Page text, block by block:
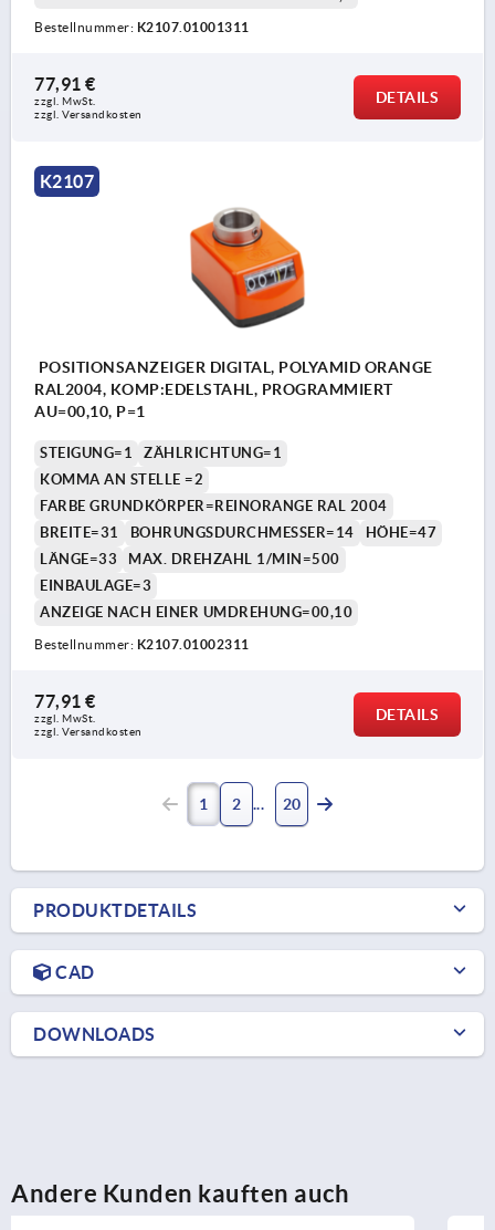
Bestellnummer: K2107.01001311
77,91 €
zzgl. MwSt.
zzgl. Versandkosten
DETAILS
K2107
POSITIONSANZEIGER DIGITAL, POLYAMID ORANGE
RAL2004, KOMP:EDELSTAHL, PROGRAMMIERT
AU=00,10, P=1
STEIGUNG=1
ZÄHLRICHTUNG=1
KOMMA AN STELLE =2
FARBE GRUNDKÖRPER=REINORANGE RAL 2004
BREITE=31
BOHRUNGSDURCHMESSER=14
HÖHE=47
LÄNGE=33
MAX. DREHZAHL 1/MIN=500
EINBAULAGE=3
ANZEIGE NACH EINER UMDREHUNG=00,10
Bestellnummer: K2107.01002311
77,91 €
zzgl. MwSt.
zzgl. Versandkosten
DETAILS
1 2 20
PRODUKTDETAILS
CAD
DOWNLOADS
Andere Kunden kauften auch